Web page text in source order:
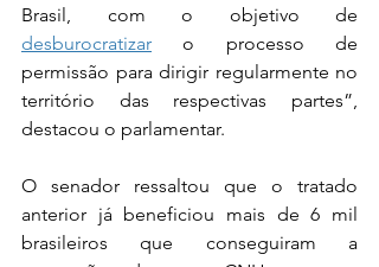
desburocratizar o processo de
permissão para dirigir regularmente no
território das respectivas partes”,
destacou o parlamentar.
O senador ressaltou que o tratado
anterior já beneficiou mais de 6 mil
brasileiros que conseguiram a